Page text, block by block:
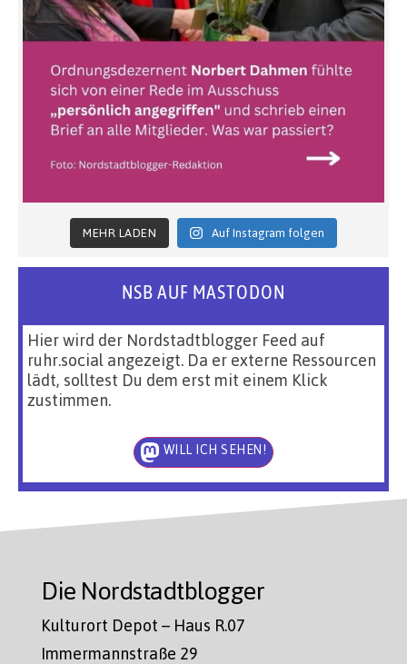
MEHR LADEN Auf Instagram folgen
NSB AUF MASTODON
Hier wird der Nordstadtblogger Feed auf
ruhr.social angezeigt. Da er externe Ressourcen
lädt, solltest Du dem erst mit einem Klick
zustimmen.
WILL ICH SEHEN!
Die Nordstadtblogger
Kulturort Depot – Haus R.07
Immermannstraße 29